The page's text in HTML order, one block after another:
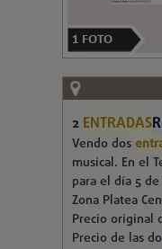
1 FOTO
2 ENTRADAS
Vendo dos
musical. En el
para el día 5
Zona Platea
Precio original
Precio de las